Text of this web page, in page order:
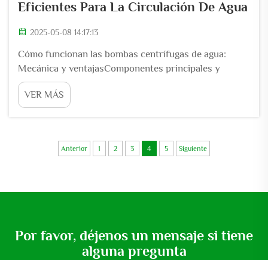
Eficientes Para La Circulación De Agua
2025-05-08 14:17:13
Cómo funcionan las bombas centrífugas de agua:
Mecánica y ventajasComponentes principales y
principios de funcionamiento Las bombas centrífugas
de agua desempeñan un papel fundamental en muchas
situaciones diferentes porque trasladan el agua de
hace que las...
VER MÁS
Anterior 1 2 3 4 5 Siguiente
Por favor, déjenos un mensaje si tiene
alguna pregunta